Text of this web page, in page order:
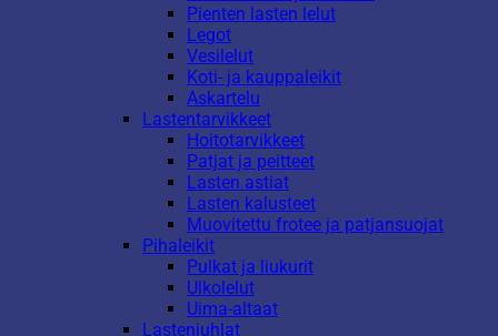
Pienten lasten lelut
Legot
Vesilelut
Koti- ja kauppaleikit
Askartelu
Lastentarvikkeet
Hoitotarvikkeet
Patjat ja peitteet
Lasten astiat
Lasten kalusteet
Muovitettu frotee ja patjansuojat
Pihaleikit
Pulkat ja liukurit
Ulkolelut
Uima-altaat
Lastenjuhlat